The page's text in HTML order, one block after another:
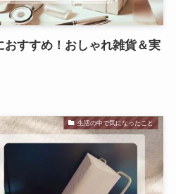
すすめ！おしゃれ雑貨＆実
生活の中で気になったこと